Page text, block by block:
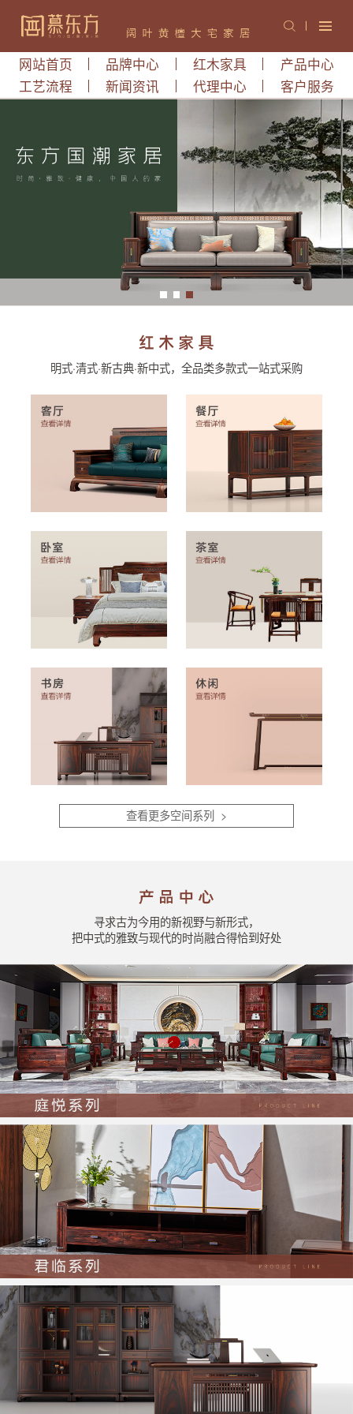
网站首页 品牌中心 红木家具
产品中心
工艺流程
新闻资讯 代理中心 客户服务
明式·清式·新古典·新中式，全品类多款式一站式采购
查看更多空间系列 >
寻求古为今用的新视野与新形式，
把中式的雅致与现代的时尚融合得恰到好处